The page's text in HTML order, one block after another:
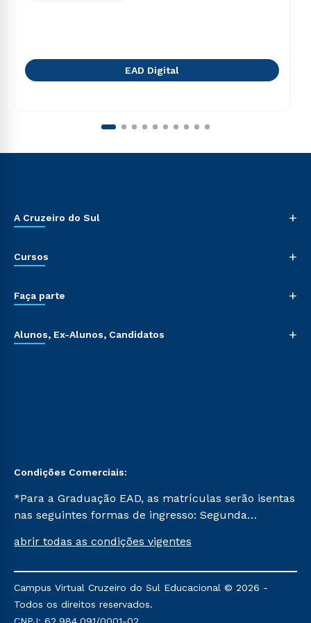
EAD Digital
A Cruzeiro do Sul +
Cursos +
Faça parte +
Alunos, Ex-Alunos, Candidatos +
Condições Comerciais:
*Para a Graduação EAD, as matrículas serão isentas
nas seguintes formas de ingresso: Segunda
Já para as demais, a taxa de matrícula será de R$
mencionadas são referentes aos cursos: Ensino
Religioso, Geografia para a Docência e Metodologia
do Ensino de História: Questões Atuais.
abrir todas as condições vigentes
Campus Virtual Cruzeiro do Sul Educacional © 2026 -
Todos os direitos reservados.